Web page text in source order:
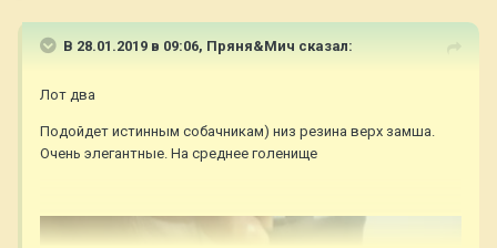
В 28.01.2019 в 09:06, Пряня&Мич сказал:
Лот два
Подойдет истинным собачникам) низ резина верх замша.
Очень элегантные. На среднее голенище